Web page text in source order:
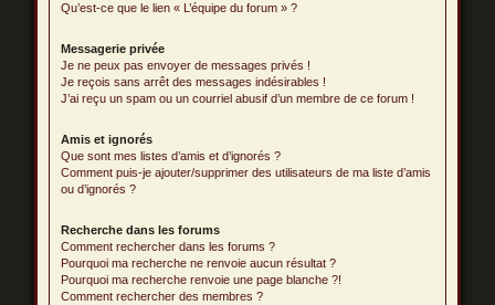
Qu’est-ce que le lien « L’équipe du forum » ?
Messagerie privée
Je ne peux pas envoyer de messages privés !
Je reçois sans arrêt des messages indésirables !
J’ai reçu un spam ou un courriel abusif d’un membre de ce forum !
Amis et ignorés
Que sont mes listes d’amis et d’ignorés ?
Comment puis-je ajouter/supprimer des utilisateurs de ma liste d’amis
ou d’ignorés ?
Recherche dans les forums
Comment rechercher dans les forums ?
Pourquoi ma recherche ne renvoie aucun résultat ?
Pourquoi ma recherche renvoie une page blanche ?!
Comment rechercher des membres ?